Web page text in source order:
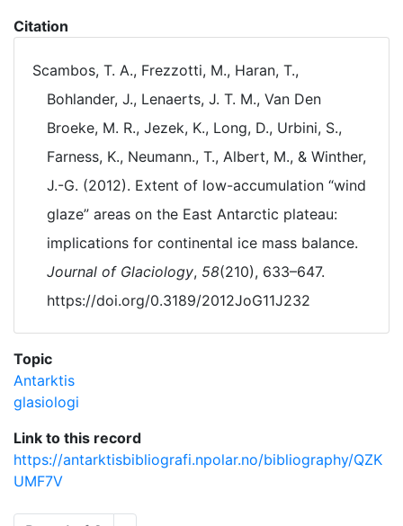
Citation
Scambos, T. A., Frezzotti, M., Haran, T.,
Bohlander, J., Lenaerts, J. T. M., Van Den
Broeke, M. R., Jezek, K., Long, D., Urbini, S.,
Farness, K., Neumann., T., Albert, M., & Winther,
J.-G. (2012). Extent of low-accumulation “wind
glaze” areas on the East Antarctic plateau:
implications for continental ice mass balance.
Journal of Glaciology, 58(210), 633–647.
https://doi.org/0.3189/2012JoG11J232
Topic
Antarktis
glasiologi
Link to this record
https://antarktisbibliografi.npolar.no/bibliography/QZK
UMF7V